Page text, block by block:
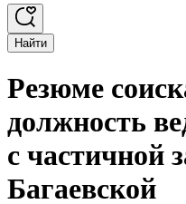
Найти
Резюме
должность
с частичной
Багаевской